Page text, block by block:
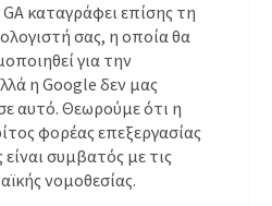
καταγράφει επίσης τη
σας, η οποία θα
για την
η Google δεν μας
αυτό. Θεωρούμε ότι η
φορέας επεξεργασίας
συμβατός με τις
νομοθεσίας.